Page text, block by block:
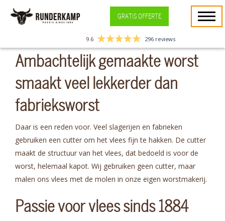
GRATIS OFFERTE
9.6 296 reviews
Ambachtelijk gemaakte worst
smaakt veel lekkerder dan
fabrieksworst
Daar is een reden voor. Veel slagerijen en fabrieken
gebruiken een cutter om het vlees fijn te hakken. De cutter
maakt de structuur van het vlees, dat bedoeld is voor de
worst, helemaal kapot. Wij gebruiken geen cutter, maar
malen ons vlees met de molen in onze eigen worstmakerij.
Passie voor vlees sinds 1884